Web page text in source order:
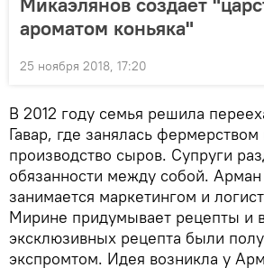
ароматом коньяка"
25 ноября 2018, 17:20
В 2012 году семья решила
Гавар, где занялась фермерством
производство сыров. Супруги
обязанности между собой.
занимается маркетингом и
Мирине придумывает рецепты и
эксклюзивных рецепта были
экспромтом. Идея возникла у